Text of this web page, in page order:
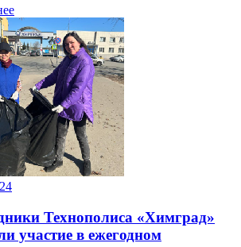
Технополиса «Химград»
участие в ежегодном